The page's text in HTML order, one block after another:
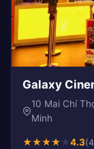
Galaxy
10 Mai Chí
Minh
★★★★★4.3